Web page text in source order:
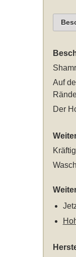
Auf
Der